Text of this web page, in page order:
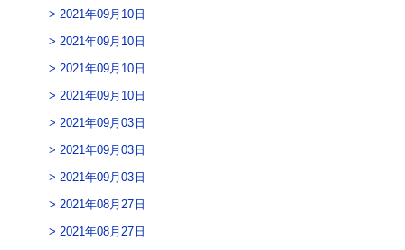
2021年09月10日
2021年09月10日
2021年09月10日
2021年09月10日
2021年09月03日
2021年09月03日
2021年09月03日
2021年08月27日
2021年08月27日